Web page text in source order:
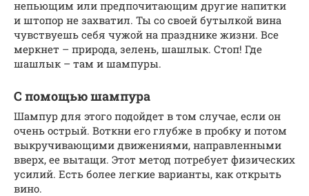
непьющим или предпочитающим другие напитки
и штопор не захватил. Ты со своей бутылкой вина
чувствуешь себя чужой на празднике жизни. Все
меркнет – природа, зелень, шашлык. Стоп! Где
шашлык – там и шампуры.
С помощью шампура
Шампур для этого подойдет в том случае, если он
очень острый. Воткни его глубже в пробку и потом
выкручивающими движениями, направленными
вверх, ее вытащи. Этот метод потребует физических
усилий. Есть более легкие варианты, как открыть
вино.